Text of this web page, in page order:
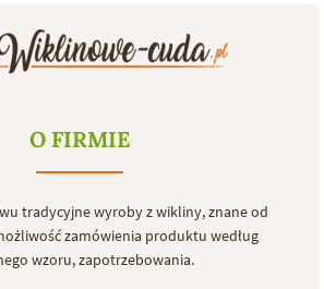
O FIRMIE
tradycyjne wyroby z wikliny, znane od
zamówienia produktu według
wzoru, zapotrzebowania.